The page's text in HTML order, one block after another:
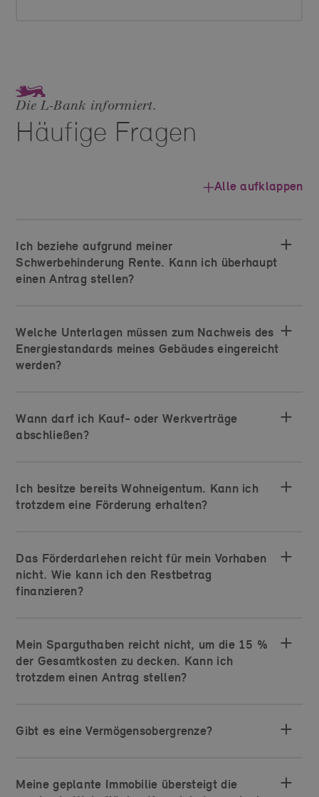
Die L‑Bank informiert.
Häufige Fragen
Alle aufklappen
Ich beziehe aufgrund meiner
Schwerbehinderung Rente. Kann ich überhaupt
einen Antrag stellen?
Welche Unterlagen müssen zum Nachweis des
Energiestandards meines Gebäudes eingereicht
werden?
Wann darf ich Kauf- oder Werkverträge
abschließen?
Ich besitze bereits Wohneigentum. Kann ich
trotzdem eine Förderung erhalten?
Das Förderdarlehen reicht für mein Vorhaben
nicht. Wie kann ich den Restbetrag
finanzieren?
Mein Sparguthaben reicht nicht, um die 15 %
der Gesamtkosten zu decken. Kann ich
trotzdem einen Antrag stellen?
Gibt es eine Vermögensobergrenze?
Meine geplante Immobilie übersteigt die